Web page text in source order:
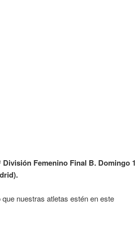
División Femenino Final B. Domingo
nuestras atletas estén en este